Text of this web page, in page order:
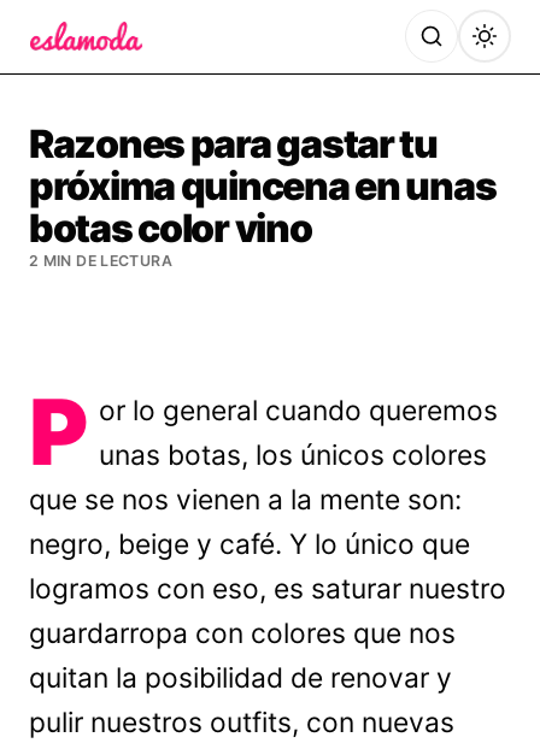
Razones para gastar tu
próxima quincena en unas
botas color vino
2 MIN DE LECTURA
P or lo general cuando queremos
unas botas, los únicos colores
que se nos vienen a la mente son:
negro, beige y café. Y lo único que
logramos con eso, es saturar nuestro
guardarropa con colores que nos
quitan la posibilidad de renovar y
pulir nuestros outfits, con nuevas